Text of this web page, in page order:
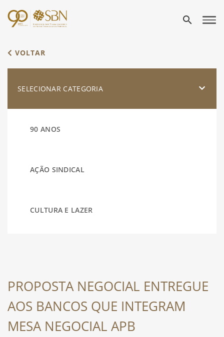
search
VOLTAR
SELECIONAR CATEGORIA
90 ANOS
AÇÃO SINDICAL
CULTURA E LAZER
FÉRIAS
SAÚDE
PROPOSTA NEGOCIAL ENTREGUE
AOS BANCOS QUE INTEGRAM
MESA NEGOCIAL APB